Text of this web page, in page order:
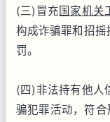
(三)冒充国家机关
构成诈骗罪和招
罚。
(四)非法持有他人
骗犯罪活动，符